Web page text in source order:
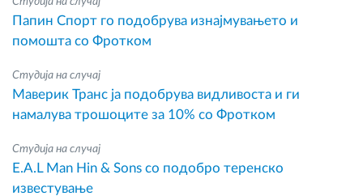
Папин Спорт го подобрува изнајмувањето и
помошта со Фротком
Студија на случај
Маверик Транс ја подобрува видливоста и ги
намалува трошоците за 10% со Фротком
Студија на случај
E.A.L Man Hin & Sons со подобро теренско
известување